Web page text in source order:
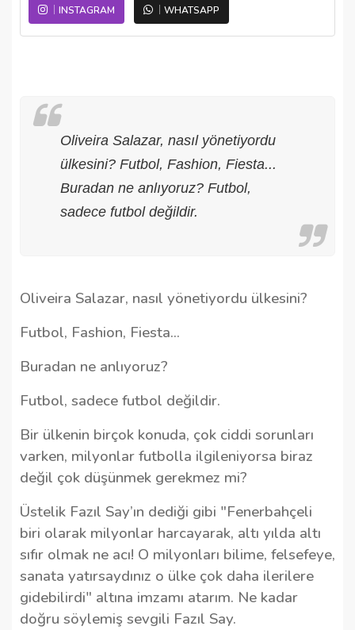
INSTAGRAM WHATSAPP
Oliveira Salazar, nasıl yönetiyordu
ülkesini? Futbol, Fashion, Fiesta...
Buradan ne anlıyoruz? Futbol,
sadece futbol değildir.
Oliveira Salazar, nasıl yönetiyordu ülkesini?
Futbol, Fashion, Fiesta...
Buradan ne anlıyoruz?
Futbol, sadece futbol değildir.
Bir ülkenin birçok konuda, çok ciddi sorunları
varken, milyonlar futbolla ilgileniyorsa biraz
değil çok düşünmek gerekmez mi?
Üstelik Fazıl Say’ın dediği gibi "Fenerbahçeli
biri olarak milyonlar harcayarak, altı yılda altı
sıfır olmak ne acı! O milyonları bilime, felsefeye,
sanata yatırsaydınız o ülke çok daha ilerilere
gidebilirdi" altına imzamı atarım. Ne kadar
doğru söylemiş sevgili Fazıl Say.